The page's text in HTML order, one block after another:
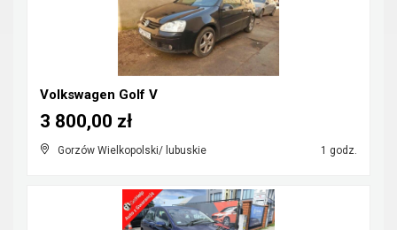
Volkswagen Golf V
Gorzów Wielkopolski/ lubuskie 1 godz.
3 800,00 zł